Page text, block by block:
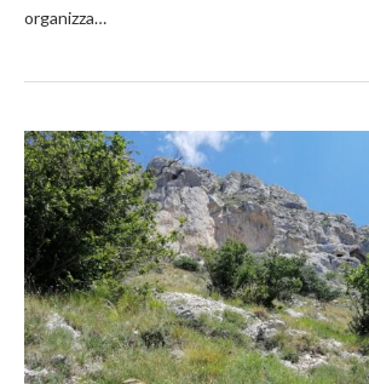
organizza…